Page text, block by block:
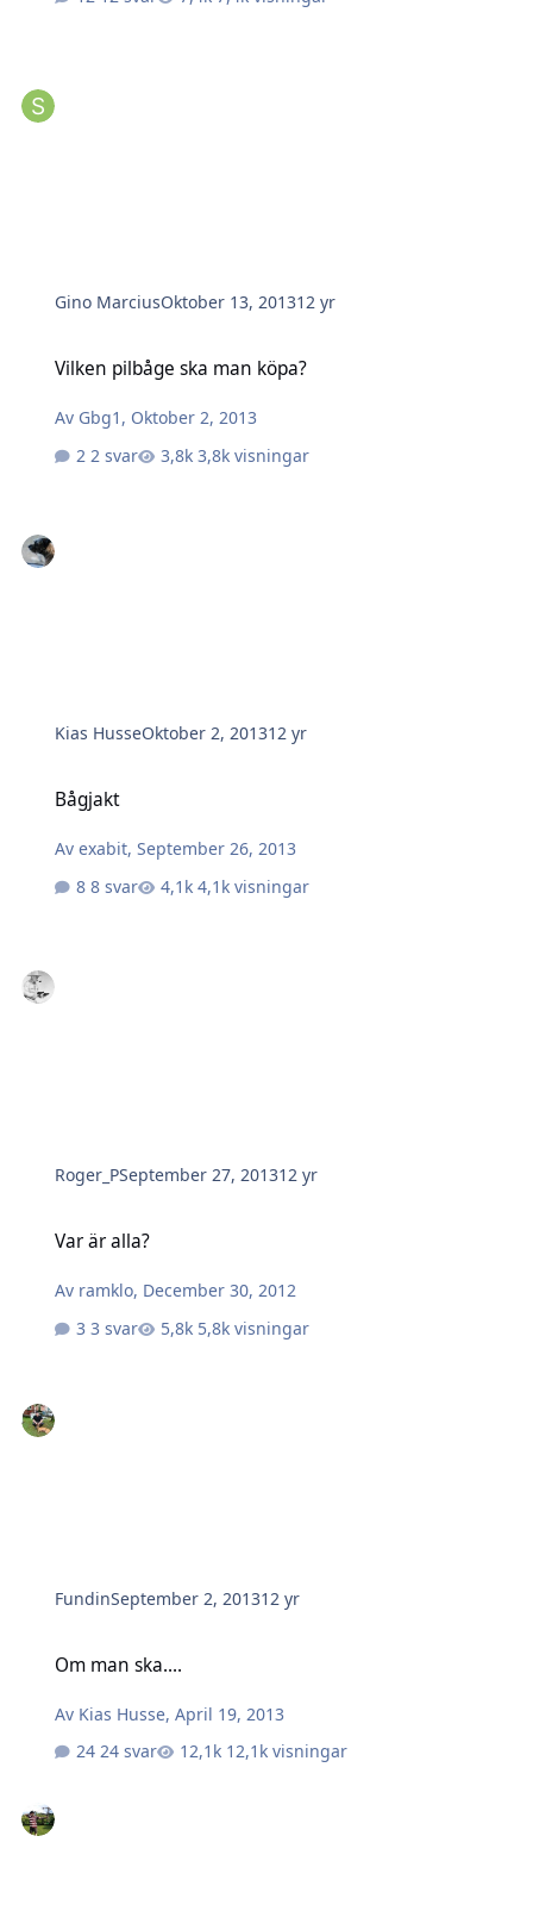
Gino MarciusOktober 13, 201312 yr
Vilken pilbåge ska man köpa?
Av Gbg1 , Oktober 2, 2013
2 svar
3,8k visningar
Kias HusseOktober 2, 201312 yr
Bågjakt
Avexabit,September 26, 2013
8 svar
4,1k visningar
Roger_PSeptember 27, 201312 yr
Var är alla?
Av ramklo, December 30, 2012
3 svar
5,8k visningar
FundinSeptember 2, 201312 yr
Om man ska....
Av Kias Husse,April 19, 2013
24 svar
12,1k visningar